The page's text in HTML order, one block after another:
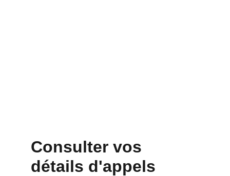
Consulter vos
détails d'appels